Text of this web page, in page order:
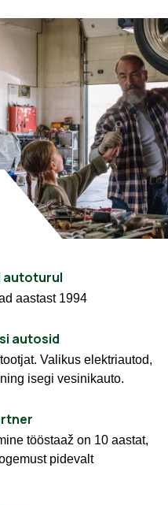
autoturul
aastast 1994
autosid
Valikus elektriautod,
isegi vesinikauto.
tööstaaž on 10 aastat,
pidevalt